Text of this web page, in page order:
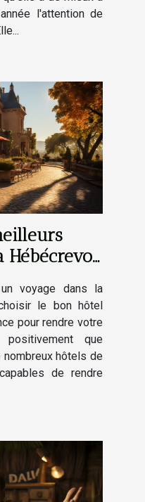
l'attention de
Hébécrevon
voyage dans la
le bon hôtel
pour rendre votre
que
hôtels de
de rendre